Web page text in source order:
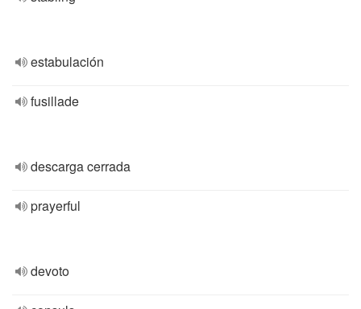
estabulación
fusillade
descarga cerrada
prayerful
devoto